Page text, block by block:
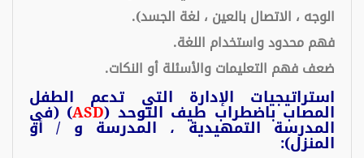
الوجه ، الاتصال بالعين ، لغة الجسد).
فهم محدود واستخدام اللغة.
ضعف فهم التعليمات والأسئلة أو النكات.
استراتيجيات الإدارة التي تدعم الطفل
المصاب باضطراب طيف التوحد (ASD) (في
المدرسة التمهيدية ، المدرسة و / أو
المنزل):